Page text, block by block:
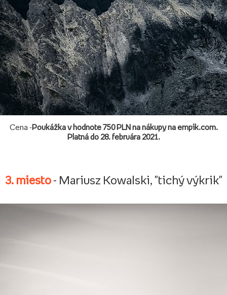
Cena -Poukážka v hodnote 750 PLN na nákupy na empik.com.
Platná do 28. februára 2021.
3. miesto- Mariusz Kowalski, "tichý výkrik"